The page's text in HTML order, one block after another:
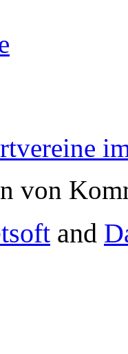
von
and